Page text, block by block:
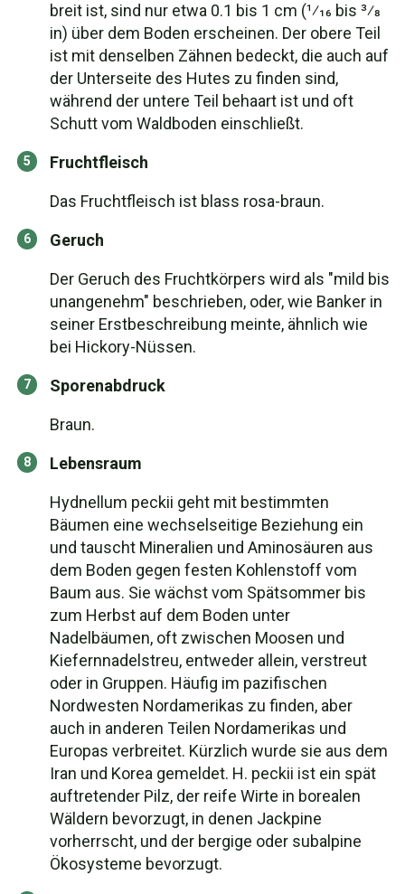
breit ist, sind nur etwa 0.1 bis 1 cm (1⁄16 bis 3⁄8
in) über dem Boden erscheinen. Der obere Teil
ist mit denselben Zähnen bedeckt, die auch auf
der Unterseite des Hutes zu finden sind,
während der untere Teil behaart ist und oft
Schutt vom Waldboden einschließt.
Fruchtfleisch
Das Fruchtfleisch ist blass rosa-braun.
Geruch
Der Geruch des Fruchtkörpers wird als "mild bis
unangenehm" beschrieben, oder, wie Banker in
seiner Erstbeschreibung meinte, ähnlich wie
bei Hickory-Nüssen.
Sporenabdruck
Braun.
Lebensraum
Hydnellum peckii geht mit bestimmten
Bäumen eine wechselseitige Beziehung ein
und tauscht Mineralien und Aminosäuren aus
dem Boden gegen festen Kohlenstoff vom
Baum aus. Sie wächst vom Spätsommer bis
zum Herbst auf dem Boden unter
Nadelbäumen, oft zwischen Moosen und
Kiefernnadelstreu, entweder allein, verstreut
oder in Gruppen. Häufig im pazifischen
Nordwesten Nordamerikas zu finden, aber
auch in anderen Teilen Nordamerikas und
Europas verbreitet. Kürzlich wurde sie aus dem
Iran und Korea gemeldet. H. peckii ist ein spät
auftretender Pilz, der reife Wirte in borealen
Wäldern bevorzugt, in denen Jackpine
vorherrscht, und der bergige oder subalpine
Ökosysteme bevorzugt.